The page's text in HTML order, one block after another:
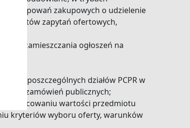
postępowań zakupowych o udzielenie
projektów zapytań ofertowych,
zamieszczania ogłoszeń na
poszczególnych działów PCPR w
zamówień publicznych;
szacowaniu wartości przedmiotu
kryteriów wyboru oferty, warunków